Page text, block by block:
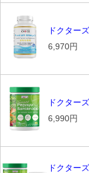
ドクター
6,970円
ドクター
6,990円
ドクター